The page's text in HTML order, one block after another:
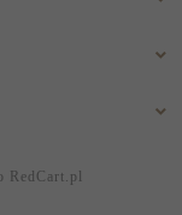
RedCart.pl